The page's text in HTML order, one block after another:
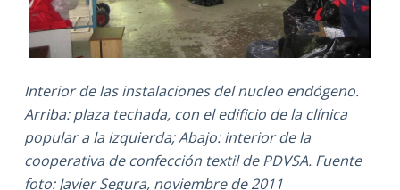
Interior de las instalaciones del nucleo endógeno.
Arriba: plaza techada, con el edificio de la clínica
popular a la izquierda; Abajo: interior de la
cooperativa de confección textil de PDVSA. Fuente
foto: Javier Segura, noviembre de 2011